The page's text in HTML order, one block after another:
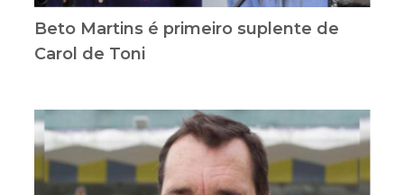
Beto Martins é primeiro suplente de
Carol de Toni